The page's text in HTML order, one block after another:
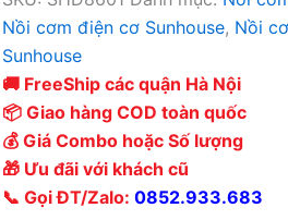
Nồi cơm điện cơ Sunhouse, Nồi
Sunhouse
🚚 FreeShip các quận Hà Nội
📦 Giao hàng COD toàn quốc
💰 Giá Combo hoặc Số lượng
🎁 Ưu đãi với khách cũ
📞 Gọi ĐT/Zalo: 0852.933.683